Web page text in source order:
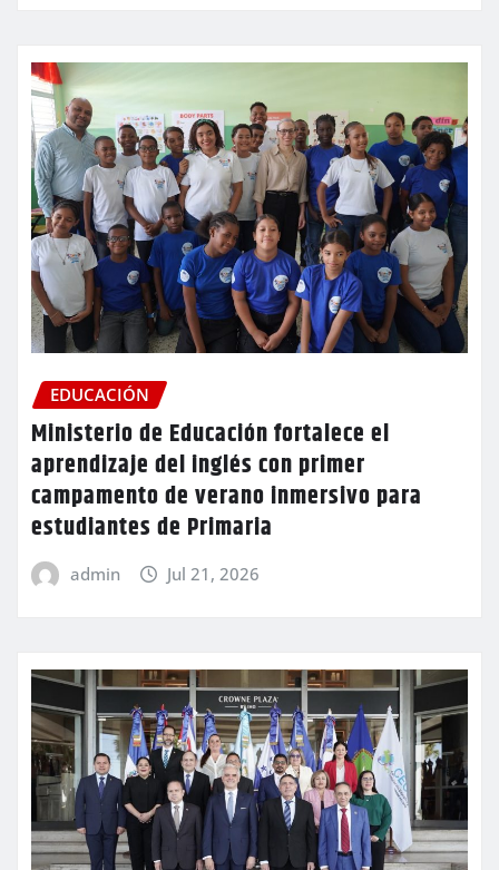
EDUCACIÓN
Ministerio de Educación fortalece el
aprendizaje del inglés con primer
campamento de verano inmersivo para
estudiantes de Primaria
admin Jul 21, 2026